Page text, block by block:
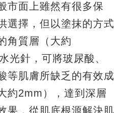
市面上雖然有很多保
選擇，但以塗抹的方式
角質層（大約
光針，可將玻尿酸、
等肌膚所缺乏的有效成
約2mm ），達到深層
果，從肌底根源解決肌